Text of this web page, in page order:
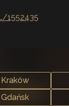
1552435